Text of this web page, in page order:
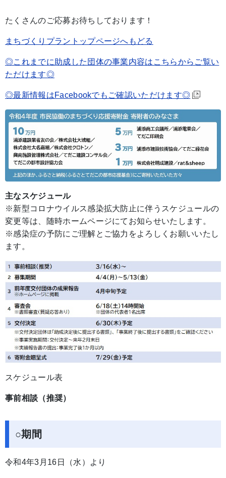
たくさんのご応募お待ちしております！
まちづくりプラントップページへもどる
◎これまでに助成した団体の事業内容はこちらからご覧い
ただけます◎
◎最新情報はFacebookでもご確認いただけます◎
主なスケジュール
※新型コロナウイルス感染拡大防止に伴うスケジュールの
変更等は、随時ホームページにてお知らせいたします。
※感染症の予防にご理解とご協力をよろしくお願いいたし
ます。
スケジュール表
事前相談（推奨）
○期間
令和4年3月16日（水）より